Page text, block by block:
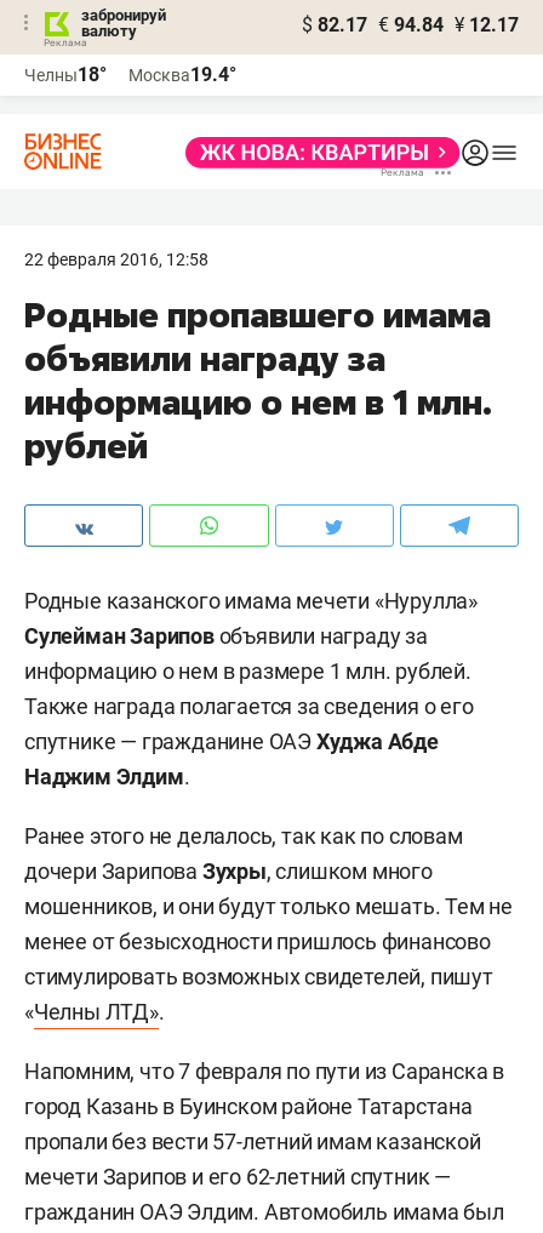
забронируй
валюту
$ 82.17 € 94.84 ¥ 12.17
Челны18° Москва19.4°
22 февраля 2016, 12:58
​Родные пропавшего имама
объявили награду за
информацию о нем в 1 млн.
рублей
Родные казанского имама мечети «Нурулла»
Сулейман Зариповобъявили награду за
информацию о нем в размере 1 млн. рублей.
Также награда полагается за сведения о его
спутнике — гражданине ОАЭХуджа Абде
Наджим Элдим.
Ранее этого не делалось, так как по словам
дочери Зарипова Зухры, слишком много
мошенников, и они будут только мешать. Тем не
менее от безысходности пришлось финансово
стимулировать возможных свидетелей, пишут
«Челны ЛТД».
Напомним, что 7 февраля по пути из Саранска в
город Казань в Буинском районе Татарстана
пропали без вести 57-летний имам казанской
мечети Зарипов и его 62-летний спутник —
гражданин ОАЭ Элдим. Автомобиль имама был